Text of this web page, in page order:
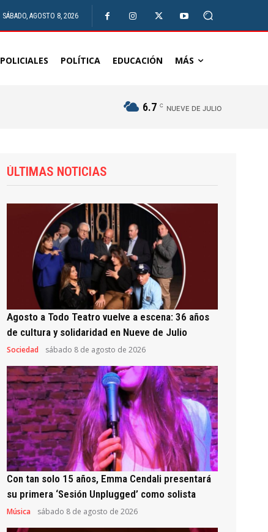
SÁBADO, AGOSTO 8, 2026
POLICIALES POLÍTICA EDUCACIÓN MÁS
6.7 C NUEVE DE JULIO
ÚLTIMAS NOTICIAS
Agosto a Todo Teatro vuelve a escena: 36 años
de cultura y solidaridad en Nueve de Julio
Sociedad sábado 8 de agosto de 2026
Con tan solo 15 años, Emma Cendali presentará
su primera ‘Sesión Unplugged’ como solista
Música sábado 8 de agosto de 2026